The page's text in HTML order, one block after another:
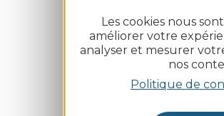
Les cookies nous
améliorer votre
analyser et mesurer
nos
Politique de